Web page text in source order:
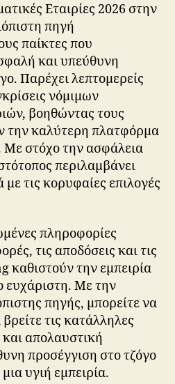
Εταιρίες 2026 στην
πηγή
παίκτες που
και υπεύθυνη
Παρέχει λεπτομερείς
νόμιμων
βοηθώντας τους
την καλύτερη πλατφόρμα
Με στόχο την ασφάλεια
περιλαμβάνει
τις κορυφαίες επιλογές
πληροφορίες
τις αποδόσεις και τις
καθιστούν την εμπειρία
ευχάριστη. Με την
πηγής, μπορείτε να
βρείτε τις κατάλληλες
απολαυστική
προσέγγιση στο τζόγο
υγιή εμπειρία.